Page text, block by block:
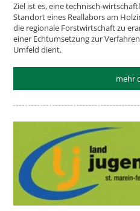
Ziel ist es, eine technisch-
Standort eines Reallabors am
die regionale Forstwirtschaft zu
einer Echtumsetzung zur
Umfeld dient.
mehr